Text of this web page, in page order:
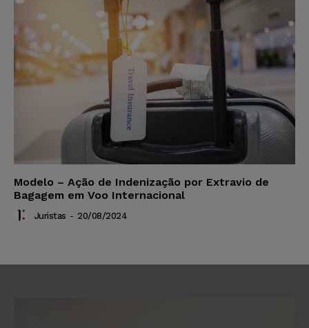
Modelo – Ação de Indenização por Extravio de
Bagagem em Voo Internacional
Juristas - 20/08/2024